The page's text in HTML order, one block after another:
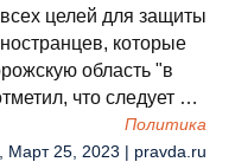
целей для защиты
которые
область "в
что следует …
Политика
Март 25, 2023 | pravda.ru